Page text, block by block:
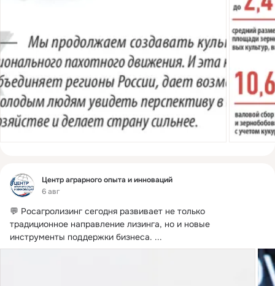
Фид
Центр аграрного опыта и инноваций
6 авг
💬 Росагролизинг сегодня развивает не только
традиционное направление лизинга, но и новые
инструменты поддержки бизнеса. ...